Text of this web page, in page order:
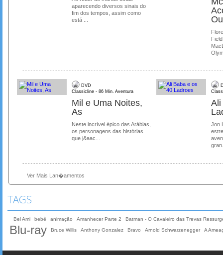
aparecendo diversos sinais do
fim dos tempos, assim como
está ...
DVD
Classicline - 86 Min. Aventura
Mil e Uma Noites,
As
Neste incrível épico das Arábias,
os personagens das histórias
que j&aac...
Ali
Jon
Ver Mais Lan�amentos
TAGS
Bel Ami bebê animação Amanhecer Parte 2 Batman - O Cavaleiro das Trevas
Blu-ray Bruce Willis Anthony Gonzalez Bravo Arnold Schwarzenegger A